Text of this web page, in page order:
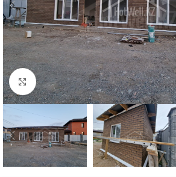
Нажмите, чтобы увеличить